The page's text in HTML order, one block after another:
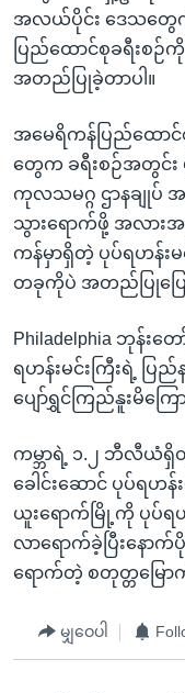
အလယ်ပိုင်း ဒေသတွေကို
ပြည်ထောင်စုခရီးစဉ်ကို
အတည်ပြုခဲ့တာပါ။
အမေရိကန်ပြည်ထောင်
တွေက ခရီးစဉ်အတွင်း
ကုလသမဂ္ဂ ဌာနချုပ်
သွားရောက်ဖို့ အလား
ကန်မှာရှိတဲ့ ပုပ်ရဟန်းမင်
တခုကိုပဲ အတည်ပြုပြေ
Philadelphia ဘုန်းတ
ရဟန်းမင်းကြီးရဲ့ ပြ
ပျော်ရွှင်ကြည်နူးမိကြေ
ကမ္ဘာရဲ့ ၁.၂ ဘီလီယံ
ခေါင်းဆောင် ပုပ်ရဟန်
ယူးရောက်မြို့ကို ပုပ်ရဟ
လာရောက်ခဲ့ပြီးနော
ရောက်တဲ့ စတုတ္တမြော
မျှဝေပါ